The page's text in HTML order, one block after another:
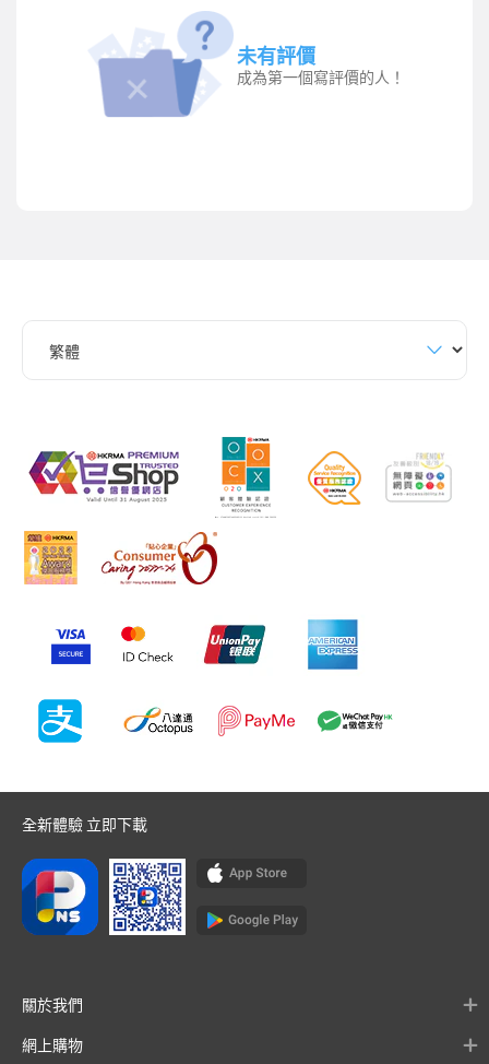
未有評價
成為第一個寫評價的人！
全新體驗 立即下載
關於我們
網上購物